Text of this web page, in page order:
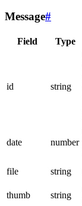
Message#
Field Type
id string
date number
file string
thumb
string